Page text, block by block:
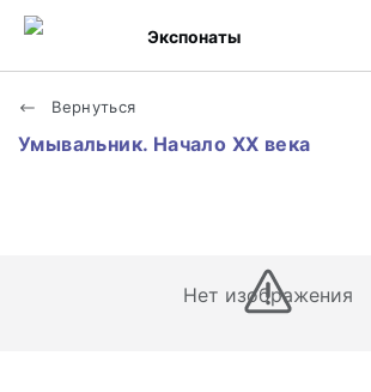
Экспонаты
Вернуться
Умывальник. Начало XX века
Нет изображения